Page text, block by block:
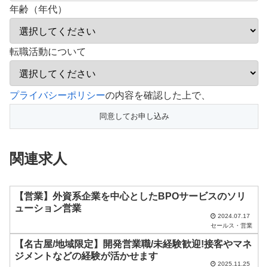
年齢（年代）
転職活動について
こ
フ
ー
は
ま
プライバシーポリシーの内容を確認した上で、
関連求人
【営業】外資系企業を中心としたBPOサービスのソリ
ューション営業
2024.07.17
セールス・営業
【名古屋/地域限定】開発営業職/未経験歓迎!接客やマネ
ジメントなどの経験が活かせます
2025.11.25